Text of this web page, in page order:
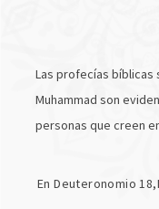
Las profecías
Muhammad son
personas que creen
En Deuteronomio